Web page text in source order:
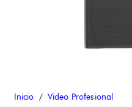
Inicio / Video Profesional